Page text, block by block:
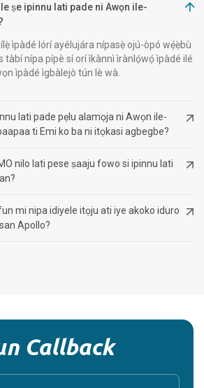
ṣe ipinnu lati pade ni Awọn ile-
ìpàdé lórí ayélujára nípasẹ̀ ojú-òpó wẹ́ẹ̀bù
tàbí nípa pípè sí orí ìkànnì ìrànlọ́wọ́ ìpàdé ilé
ìpàdé ìgbàlejò tún lè wà.
lati pade pẹlu alamọja ni Awọn ile-
ti Emi ko ba ni itọkasi agbegbe?
nilo lati pese ṣaaju fowo si ipinnu lati
mi nipa idiyele itọju ati iye akoko iduro
Apollo?
Callback